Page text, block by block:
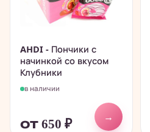
AHDI - Пончики с
начинкой со вкусом
Клубники
в наличии
от 650 ₽
→